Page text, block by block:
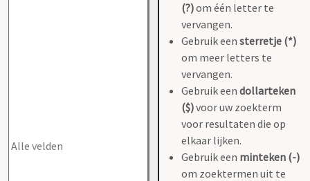
(?)om één letter te
vervangen.
Gebruik een sterretje (*)
om meer letters te
vervangen.
Gebruik een dollarteken
($)voor uw zoekterm
voor resultaten die op
elkaar lijken.
Gebruik een minteken (-)
om zoektermen uit te